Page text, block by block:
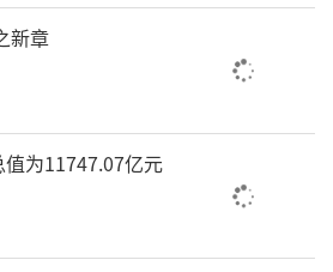
新章
值为11747.07亿元